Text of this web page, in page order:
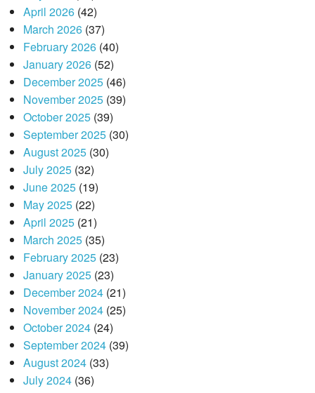
April 2026(42)
March 2026(37)
February 2026(40)
January 2026(52)
December 2025(46)
November 2025(39)
October 2025(39)
September 2025(30)
August 2025(30)
July 2025(32)
June 2025(19)
May 2025(22)
April 2025(21)
March 2025(35)
February 2025(23)
January 2025(23)
December 2024(21)
November 2024(25)
October 2024(24)
September 2024(39)
August 2024(33)
July 2024(36)